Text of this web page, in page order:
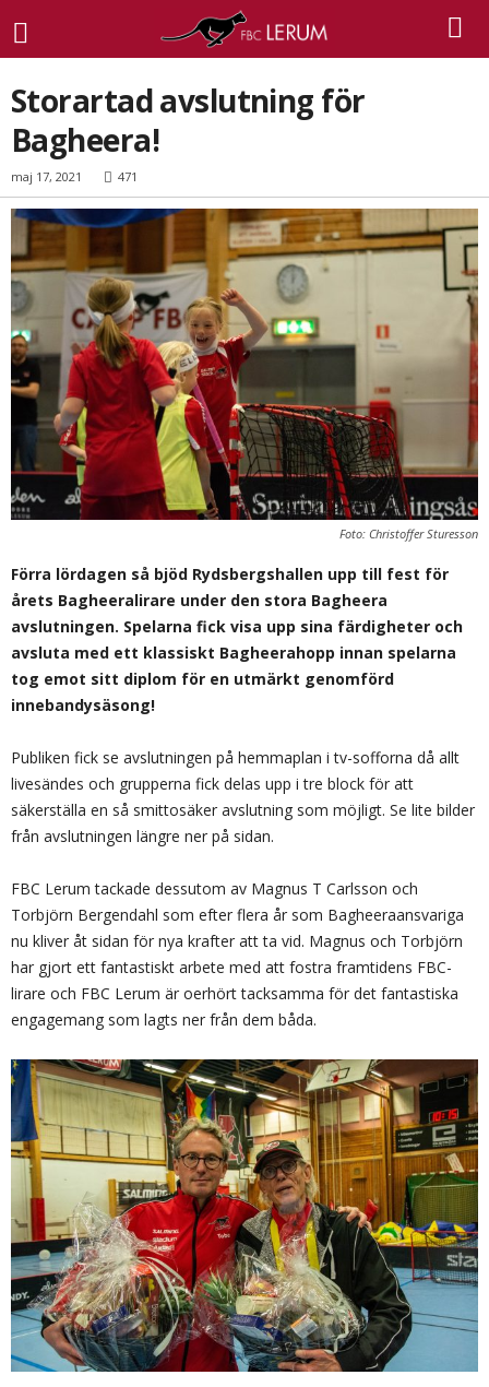
Storartad avslutning för
Bagheera!
maj 17, 2021 471
Foto: Christoffer Sturesson
Förra lördagen så bjöd Rydsbergshallen upp till fest för
årets Bagheeralirare under den stora Bagheera
avslutningen. Spelarna fick visa upp sina färdigheter och
avsluta med ett klassiskt Bagheerahopp innan spelarna
tog emot sitt diplom för en utmärkt genomförd
innebandysäsong!
Publiken fick se avslutningen på hemmaplan i tv-sofforna då allt
livesändes och grupperna fick delas upp i tre block för att
säkerställa en så smittosäker avslutning som möjligt. Se lite bilder
från avslutningen längre ner på sidan.
FBC Lerum tackade dessutom av Magnus T Carlsson och
Torbjörn Bergendahl som efter flera år som Bagheeraansvariga
nu kliver åt sidan för nya krafter att ta vid. Magnus och Torbjörn
har gjort ett fantastiskt arbete med att fostra framtidens FBC-
lirare och FBC Lerum är oerhört tacksamma för det fantastiska
engagemang som lagts ner från dem båda.